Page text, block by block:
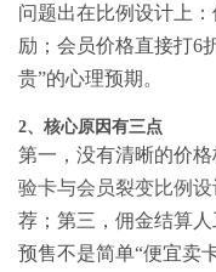
问题出在比例设计上
励；会员价格直接打6
贵”的心理预期。
2、核心原因有三点
第一，没有清晰的价
验卡与会员裂变比例设
荐；第三，佣金结算人
预售不是简单“便宜卖